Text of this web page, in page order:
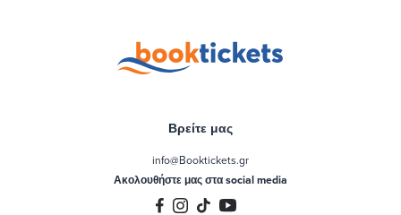
Βρείτε μας
info@Booktickets.gr
Ακολουθήστε μας στα social media